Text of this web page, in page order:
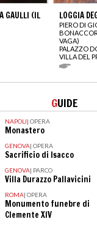
GAULLI (IL
LOGGIA
PIERO DI
VAGA)
PALAZZO
VILLA DEL
GUIDE
NAPOLI| OPERA
Monastero
GENOVA| OPERA
Sacrificio di Isacco
GENOVA| PARCO
Villa Durazzo Pallavicini
ROMA| OPERA
Monumento funebre di
Clemente XIV